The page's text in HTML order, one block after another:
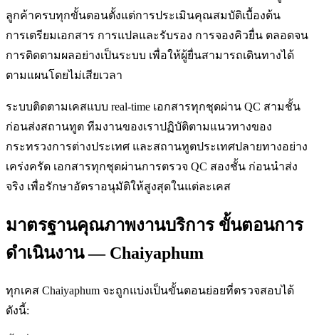
ลูกค้าครบทุกขั้นตอนตั้งแต่การประเมินคุณสมบัติเบื้องต้น
การเตรียมเอกสาร การแปลและรับรอง การจองคิวยื่น ตลอดจน
การติดตามผลอย่างเป็นระบบ เพื่อให้ผู้ยื่นสามารถเดินทางได้
ตามแผนโดยไม่เสียเวลา
ระบบติดตามเคสแบบ real-time เอกสารทุกชุดผ่าน QC สามชั้น
ก่อนส่งสถานทูต ทีมงานของเราปฏิบัติตามแนวทางของ
กระทรวงการต่างประเทศ และสถานทูตประเทศปลายทางอย่าง
เคร่งครัด เอกสารทุกชุดผ่านการตรวจ QC สองชั้น ก่อนนำส่ง
จริง เพื่อรักษาอัตราอนุมัติให้สูงสุดในแต่ละเคส
มาตรฐานคุณภาพงานบริการ ขั้นตอนการ
ดำเนินงาน — Chaiyaphum
ทุกเคส Chaiyaphum จะถูกแบ่งเป็นขั้นตอนย่อยที่ตรวจสอบได้
ดังนี้: